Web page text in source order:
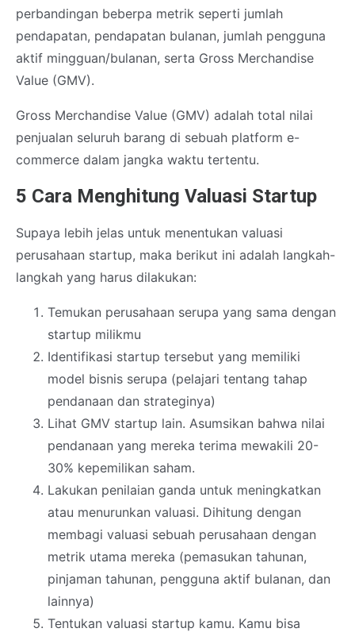
perbandingan beberpa metrik seperti jumlah
pendapatan, pendapatan bulanan, jumlah pengguna
aktif mingguan/bulanan, serta Gross Merchandise
Value (GMV).
Gross Merchandise Value (GMV) adalah total nilai
penjualan seluruh barang di sebuah platform e-
commerce dalam jangka waktu tertentu.
5 Cara Menghitung Valuasi Startup
Supaya lebih jelas untuk menentukan valuasi
perusahaan startup, maka berikut ini adalah langkah-
langkah yang harus dilakukan:
Temukan perusahaan serupa yang sama dengan
startup milikmu
Identifikasi startup tersebut yang memiliki
model bisnis serupa (pelajari tentang tahap
pendanaan dan strateginya)
Lihat GMV startup lain. Asumsikan bahwa nilai
pendanaan yang mereka terima mewakili 20-
30% kepemilikan saham.
Lakukan penilaian ganda untuk meningkatkan
atau menurunkan valuasi. Dihitung dengan
membagi valuasi sebuah perusahaan dengan
metrik utama mereka (pemasukan tahunan,
pinjaman tahunan, pengguna aktif bulanan, dan
lainnya)
Tentukan valuasi startup kamu. Kamu bisa